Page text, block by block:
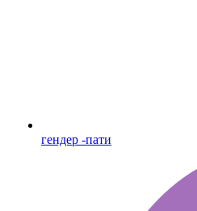
гендер -пати